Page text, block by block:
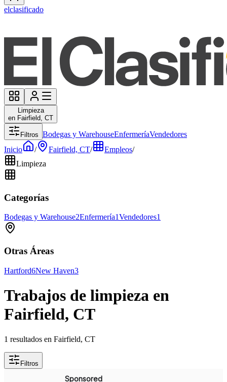
elclasificado
Limpieza
en Fairfield, CT
Filtros Bodegas y WarehouseEnfermeríaVendedores
Inicio
/ Fairfield, CT/ Empleos/
Limpieza
Categorías
Bodegas y Warehouse2Enfermería1Vendedores1
Otras Áreas
Hartford6New Haven3
Trabajos de limpieza en
Fairfield, CT
1 resultados en Fairfield, CT
Filtros